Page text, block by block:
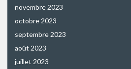
novembre 2023
octobre 2023
septembre 2023
août 2023
juillet 2023